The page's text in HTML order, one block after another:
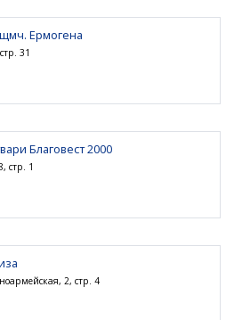
Ермогена
31
Благовест 2000
стр. 1
2, стр. 4